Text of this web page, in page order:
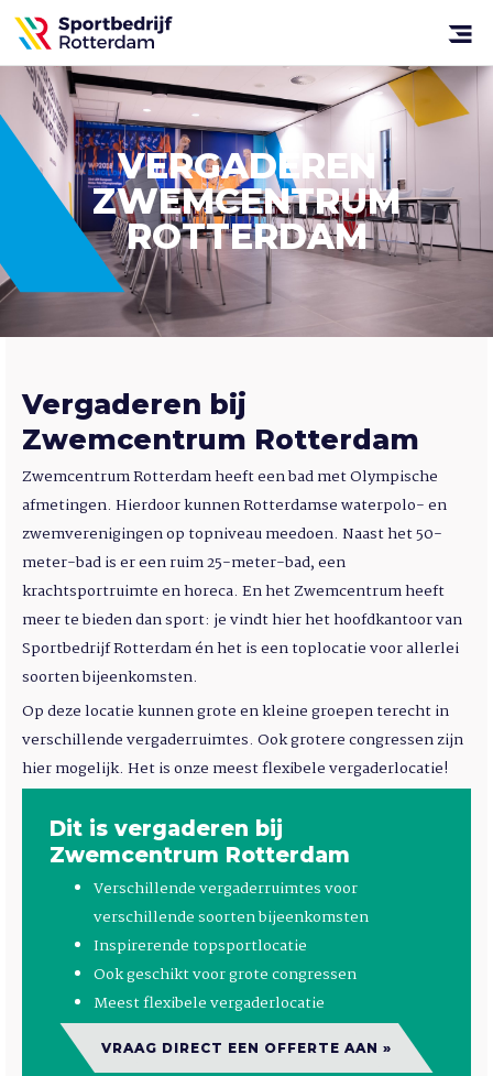
Open
menu
Sportbedrijf
Rotterdam
VERGADEREN
ZWEMCENTRUM
ROTTERDAM
Vergaderen bij
Zwemcentrum Rotterdam
Zwemcentrum Rotterdam heeft een bad met Olympische
afmetingen. Hierdoor kunnen Rotterdamse waterpolo- en
zwemverenigingen op topniveau meedoen. Naast het 50-
meter-bad is er een ruim 25-meter-bad, een
krachtsportruimte en horeca. En het Zwemcentrum heeft
meer te bieden dan sport: je vindt hier het hoofdkantoor van
Sportbedrijf Rotterdam én het is een toplocatie voor allerlei
soorten bijeenkomsten.
Op deze locatie kunnen grote en kleine groepen terecht in
verschillende vergaderruimtes. Ook grotere congressen zijn
hier mogelijk. Het is onze meest flexibele vergaderlocatie!
Dit is vergaderen bij
Zwemcentrum Rotterdam
Verschillende vergaderruimtes voor
verschillende soorten bijeenkomsten
Inspirerende topsportlocatie
Ook geschikt voor grote congressen
Meest flexibele vergaderlocatie
VRAAG DIRECT EEN OFFERTE AAN »